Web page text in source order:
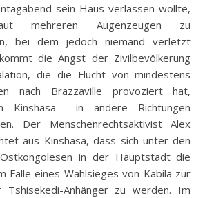
sein Haus verlassen wollte,
mehreren Augenzeugen zu
bei dem jedoch niemand verletzt
die Angst der Zivilbevölkerung
die die Flucht von mindestens
nach Brazzaville provoziert hat,
Kinshasa in andere Richtungen
Der Menschenrechtsaktivist Alex
aus Kinshasa, dass sich unter den
Ostkongolesen in der Hauptstadt die
Falle eines Wahlsieges von Kabila zur
Tshisekedi-Anhänger zu werden. Im